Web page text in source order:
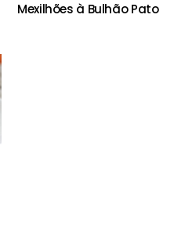
Mexilhões à Bulhão Pato